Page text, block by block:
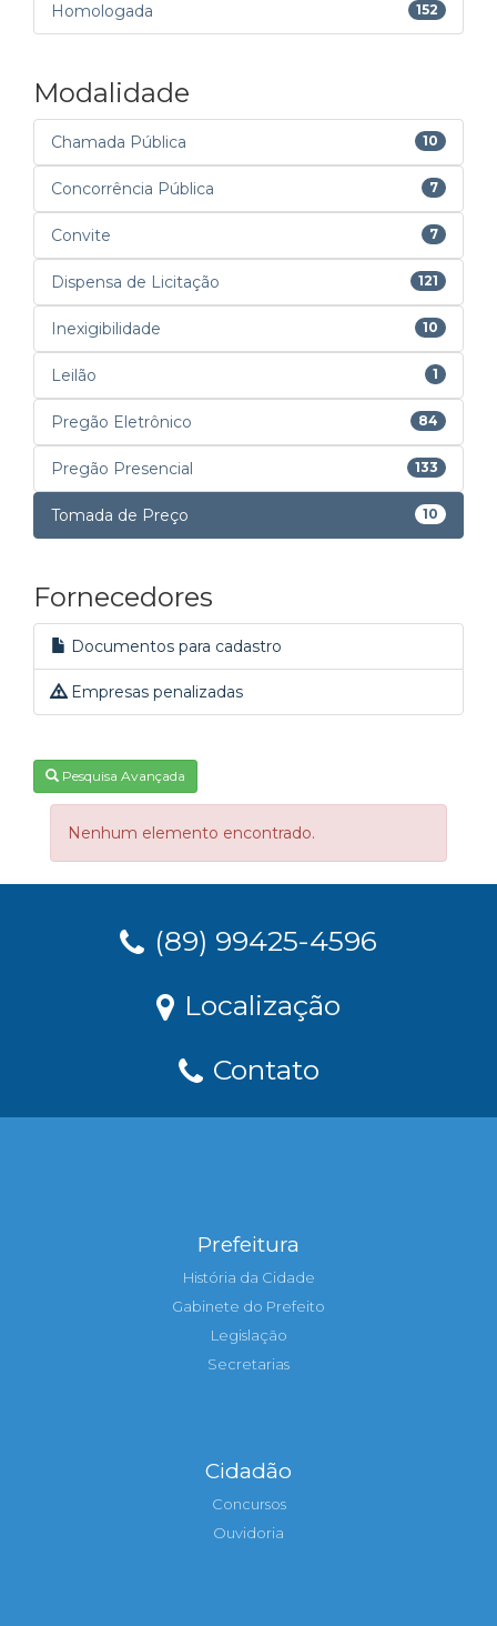
Homologada 152
Modalidade
Chamada Pública 10
Concorrência Pública 7
Convite 7
Dispensa de Licitação 121
Inexigibilidade 10
Leilão 1
Pregão Eletrônico 84
Pregão Presencial 133
Tomada de Preço 10
Fornecedores
Documentos para cadastro
Empresas penalizadas
Pesquisa Avançada
Nenhum elemento encontrado.
(89) 99425-4596
Localização
Contato
Prefeitura
História da Cidade
Gabinete do Prefeito
Legislação
Secretarias
Cidadão
Concursos
Ouvidoria